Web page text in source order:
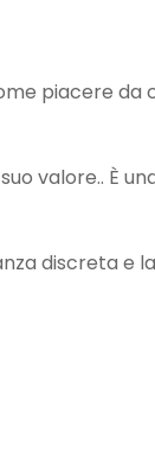
piacere da
valore.. È
discreta e